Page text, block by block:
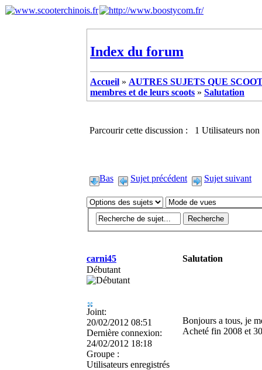
Index du forum
Accueil » AUTRES SUJETS QUE
membres et de leurs scoots » Salutation
Parcourir cette discussion : 1 Utilisateurs non
Bas Sujet précédent Sujet suivant
carni45
Salutation
Débutant
Joint:
20/02/2012 08:51
Dernière connexion:
24/02/2012 18:18
Groupe :
Utilisateurs enregistrés
Bonjours a tous, je
Acheté fin 2008 et